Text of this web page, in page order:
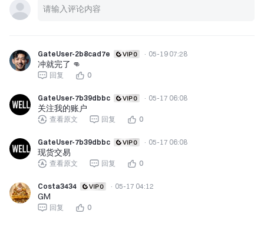
GateUser-2b8cad7e · 05-19 07:28
冲就完了 👊
回复 0
GateUser-7b39dbbc · 05-17 06:08
关注我的账户
查看原文 回复 0
GateUser-7b39dbbc · 05-17 06:08
现货交易
查看原文 回复 0
Costa3434 · 05-17 04:12
GM
回复 0